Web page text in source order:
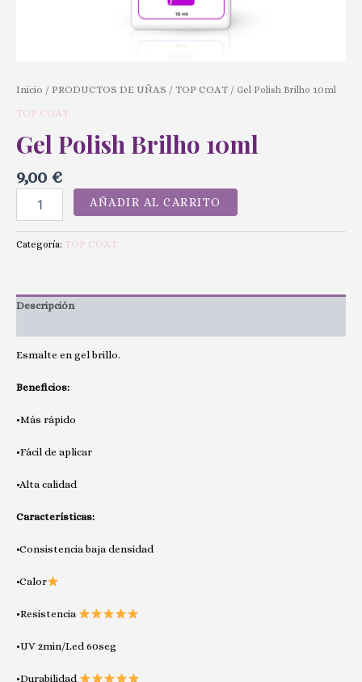
Inicio / PRODUCTOS DE UÑAS / TOP COAT / Gel Polish Brilho 10ml
TOP COAT
Gel Polish Brilho 10ml
9,00 €
AÑADIR AL CARRITO
Categoría: TOP COAT
Descripción
Esmalte en gel brillo.
Beneficios:
•Más rápido
•Fácil de aplicar
•Alta calidad
Características:
•Consistencia baja densidad
•Calor
•Resistencia
•UV 2min/Led 60seg
•Durabilidad